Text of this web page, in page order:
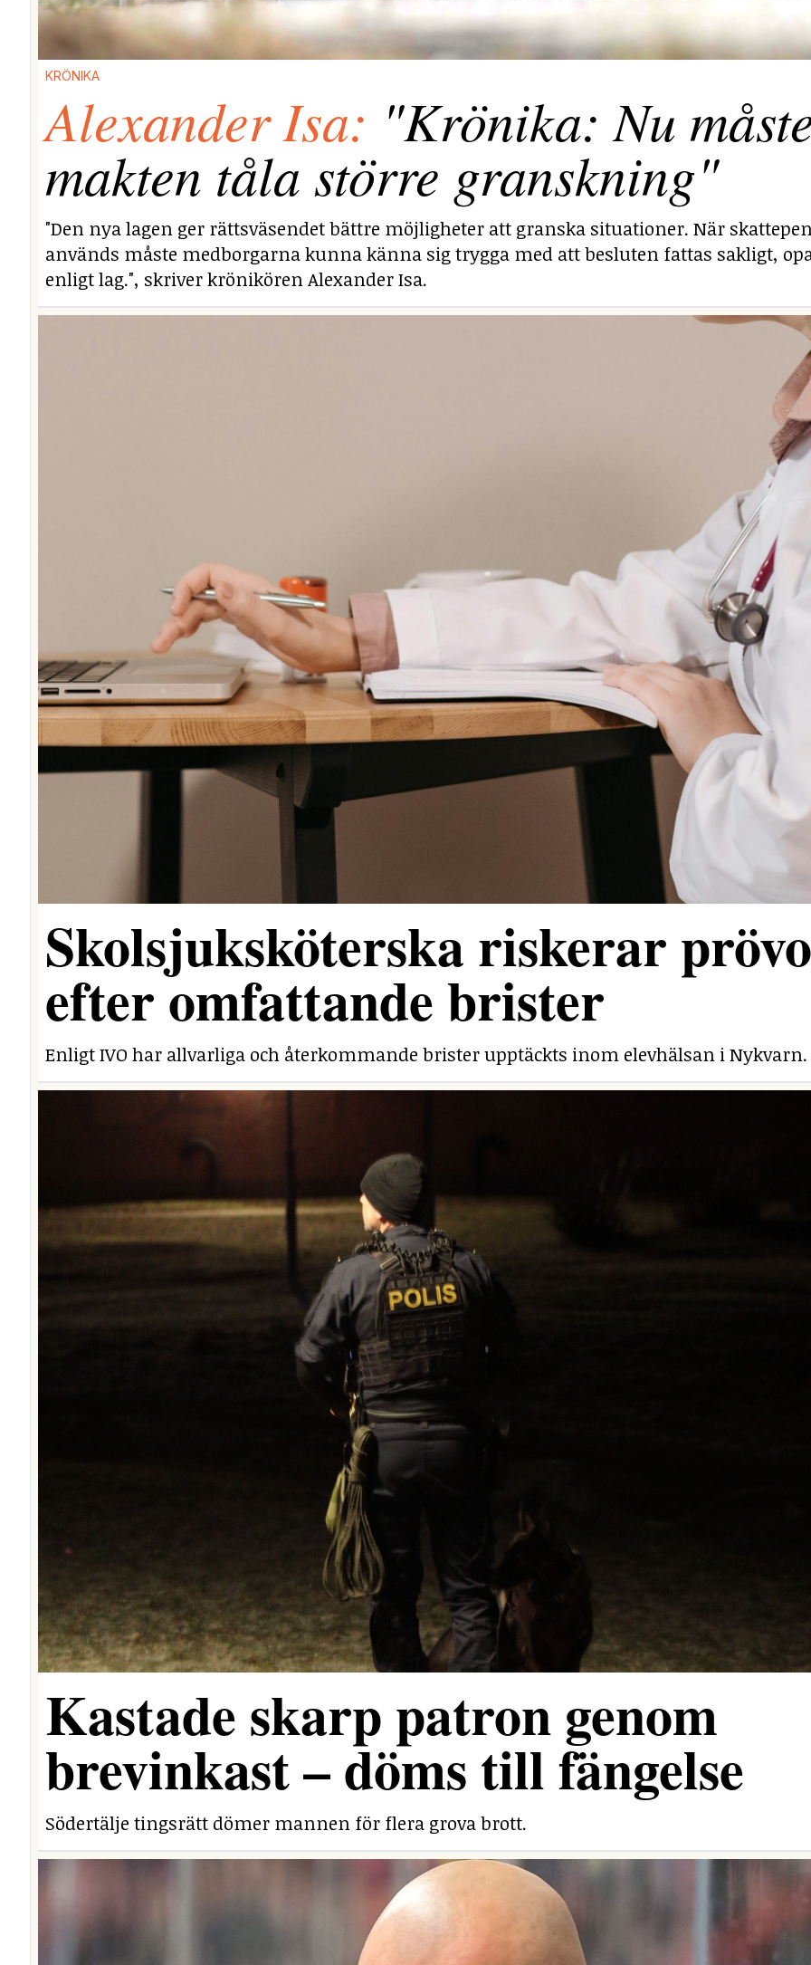
KRÖNIKA
Alexander Isa: "Krönika: Nu
makten tåla större granskning"
"Den nya lagen ger rättsväsendet bättre möjligheter att granska situationer. När
används måste medborgarna kunna känna sig trygga med att besluten fattas sakligt,
enligt lag.", skriver krönikören Alexander Isa.
Skolsjuksköterska riskerar
efter omfattande brister
Enligt IVO har allvarliga och återkommande brister upptäckts inom elevhälsan i Nykvarn.
Kastade skarp patron genom
brevinkast – döms till fängelse
Södertälje tingsrätt dömer mannen för flera grova brott.